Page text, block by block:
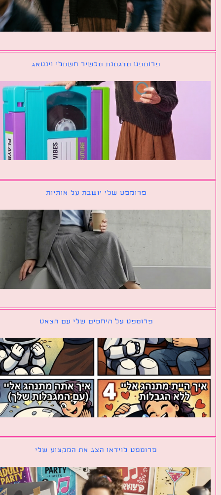
פרומפט מדגמנת מכשיר חשמלי וינטאג
פרומפט שלי יושבת על אותיות
פרומפט על היחסים שלי עם הצאט
פרומפט לוידאו הצג את המקצוע שלי